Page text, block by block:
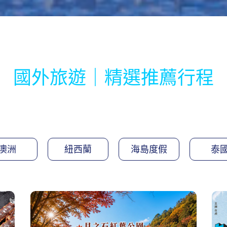
國外旅遊｜精選推薦行程
洲 紐西蘭 海島度假 泰